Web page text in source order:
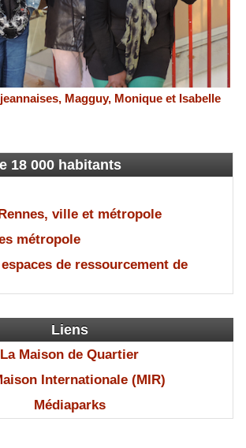
Magguy, Monique et Isabelle
18 000 habitants
ville et métropole
métropole
de ressourcement de
Liens
La Maison de Quartier
Internationale (MIR)
Médiaparks